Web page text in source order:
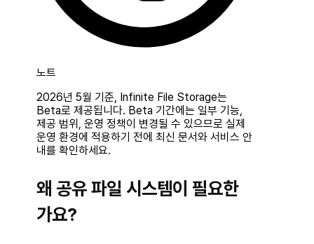
노트
2026년 5월 기준, Infinite File Storage는
Beta로 제공됩니다. Beta 기간에는 일부 기능,
제공 범위, 운영 정책이 변경될 수 있으므로 실제
운영 환경에 적용하기 전에 최신 문서와 서비스 안
내를 확인하세요.
왜 공유 파일 시스템이 필요한
가요?